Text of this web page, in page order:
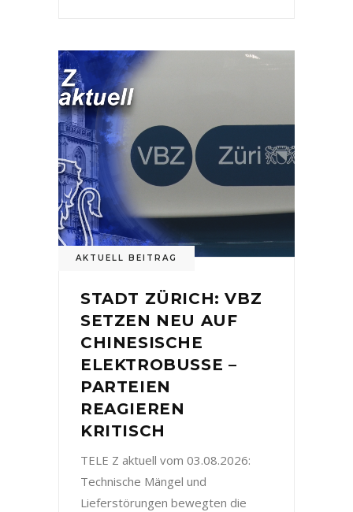
AKTUELL BEITRAG
STADT ZÜRICH: VBZ
SETZEN NEU AUF
CHINESISCHE
ELEKTROBUSSE –
PARTEIEN
REAGIEREN
KRITISCH
TELE Z aktuell vom 03.08.2026:
Technische Mängel und
Lieferstörungen bewegten die